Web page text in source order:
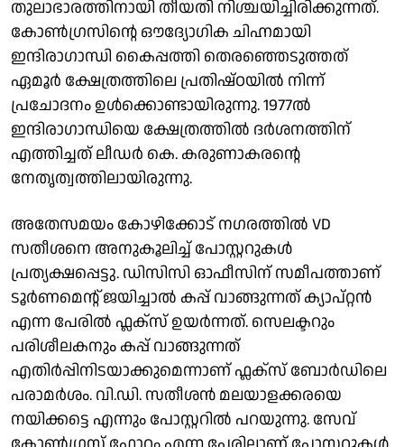
തുലാഭാരത്തിനായി തീയതി നിശ്ചയിച്ചിരിക്കുന്നത്.
കോൺഗ്രസിന്റെ ഔദ്യോഗിക ചിഹ്നമായി
ഇന്ദിരാഗാന്ധി കൈപ്പത്തി തെരഞ്ഞെടുത്തത്
ഏമൂർ ക്ഷേത്രത്തിലെ പ്രതിഷ്ഠയിൽ നിന്ന്
പ്രചോദനം ഉൾക്കൊണ്ടായിരുന്നു. 1977ൽ
ഇന്ദിരാഗാന്ധിയെ ക്ഷേത്രത്തിൽ ദർശനത്തിന്
എത്തിച്ചത് ലീഡർ കെ. കരുണാകരന്റെ
നേതൃത്വത്തിലായിരുന്നു.
അതേസമയം കോഴിക്കോട് നഗരത്തിൽ VD
സതീശനെ അനുകൂലിച്ച് പോസ്റ്ററുകൾ
പ്രത്യക്ഷപ്പെട്ടു. ഡിസിസി ഓഫീസിന് സമീപത്താണ്
ടൂർണമെന്റ് ജയിച്ചാൽ കപ്പ്‌ വാങ്ങുന്നത് ക്യാപ്റ്റൻ
എന്ന പേരിൽ ഫ്ലക്സ് ഉയർന്നത്. സെലക്ടറും
പരിശീലകനും കപ്പ് വാങ്ങുന്നത്
എതിർപ്പിനിടയാക്കുമെന്നാണ് ഫ്ലക്സ് ബോർഡിലെ
പരാമർശം. വി.ഡി. സതീശൻ മലയാളക്കരയെ
നയിക്കട്ടെ എന്നും പോസ്റ്ററിൽ പറയുന്നു. സേവ്